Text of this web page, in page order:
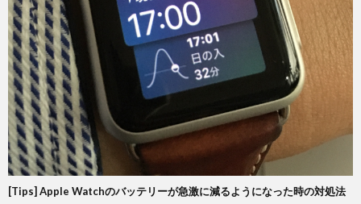
[Tips] Apple Watchのバッテリーが急激に減るようになった時の対処法